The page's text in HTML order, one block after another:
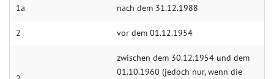
1a nach dem 31.12.1988
2 vor dem 01.12.1954
zwischen dem 30.12.1954 und dem
01.10.1960 (jedoch nur, wenn die